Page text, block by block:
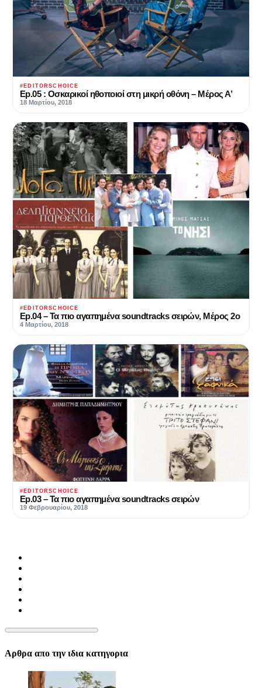
#EDITORSCHOICE
Ep.05 : Οσκαρικοί ηθοποιοί στη μικρή οθόνη – Μέρος Α’
18 Μαρτίου, 2018
#EDITORSCHOICE
Ep.04 – Τα πιο αγαπημένα soundtracks σειρών, Μέρος 2ο
4 Μαρτίου, 2018
#EDITORSCHOICE
Ep.03 – Τα πιο αγαπημένα soundtracks σειρών
19 Φεβρουαρίου, 2018
Αρθρα απο την ιδια κατηγορια